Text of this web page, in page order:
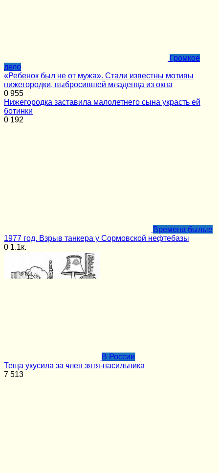
Громкое
дело
«Ребенок был не от мужа». Стали известны мотивы
нижегородки, выбросившей младенца из окна
0 955
Нижегородка заставила малолетнего сына украсть ей
ботинки
0 192
Времена былые
1977 год. Взрыв танкера у Сормовской нефтебазы
0 1.1к.
В России
Теща укусила за член зятя-насильника
7 513